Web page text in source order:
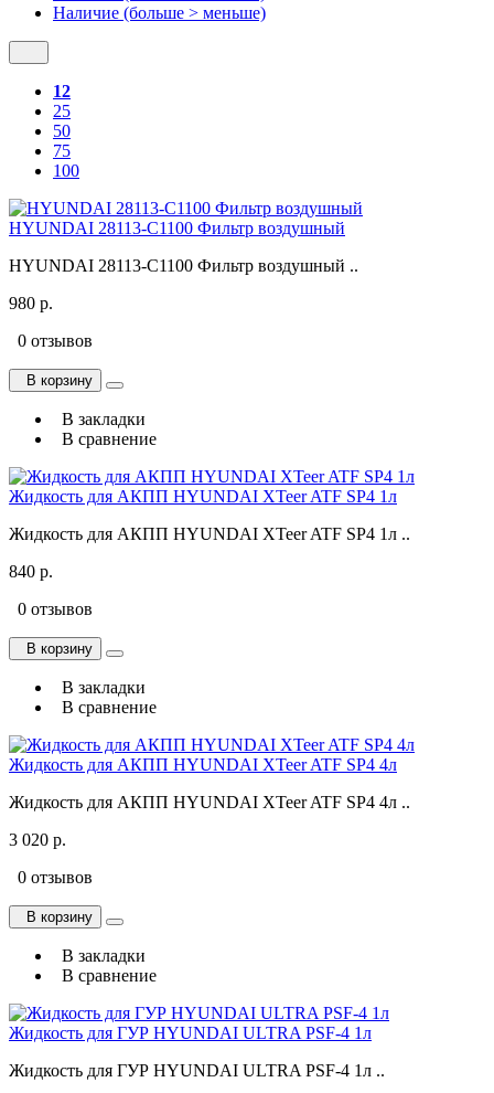
Наличие (больше > меньше)
12
25
50
75
100
HYUNDAI 28113-C1100 Фильтр воздушный
HYUNDAI 28113-C1100 Фильтр воздушный ..
980 р.
0 отзывов
В корзину
В закладки
В сравнение
Жидкость для АКПП HYUNDAI XTeer ATF SP4 1л
Жидкость для АКПП HYUNDAI XTeer ATF SP4 1л ..
840 р.
0 отзывов
В корзину
В закладки
В сравнение
Жидкость для АКПП HYUNDAI XTeer ATF SP4 4л
Жидкость для АКПП HYUNDAI XTeer ATF SP4 4л ..
3 020 р.
0 отзывов
В корзину
В закладки
В сравнение
Жидкость для ГУР HYUNDAI ULTRA PSF-4 1л
Жидкость для ГУР HYUNDAI ULTRA PSF-4 1л ..